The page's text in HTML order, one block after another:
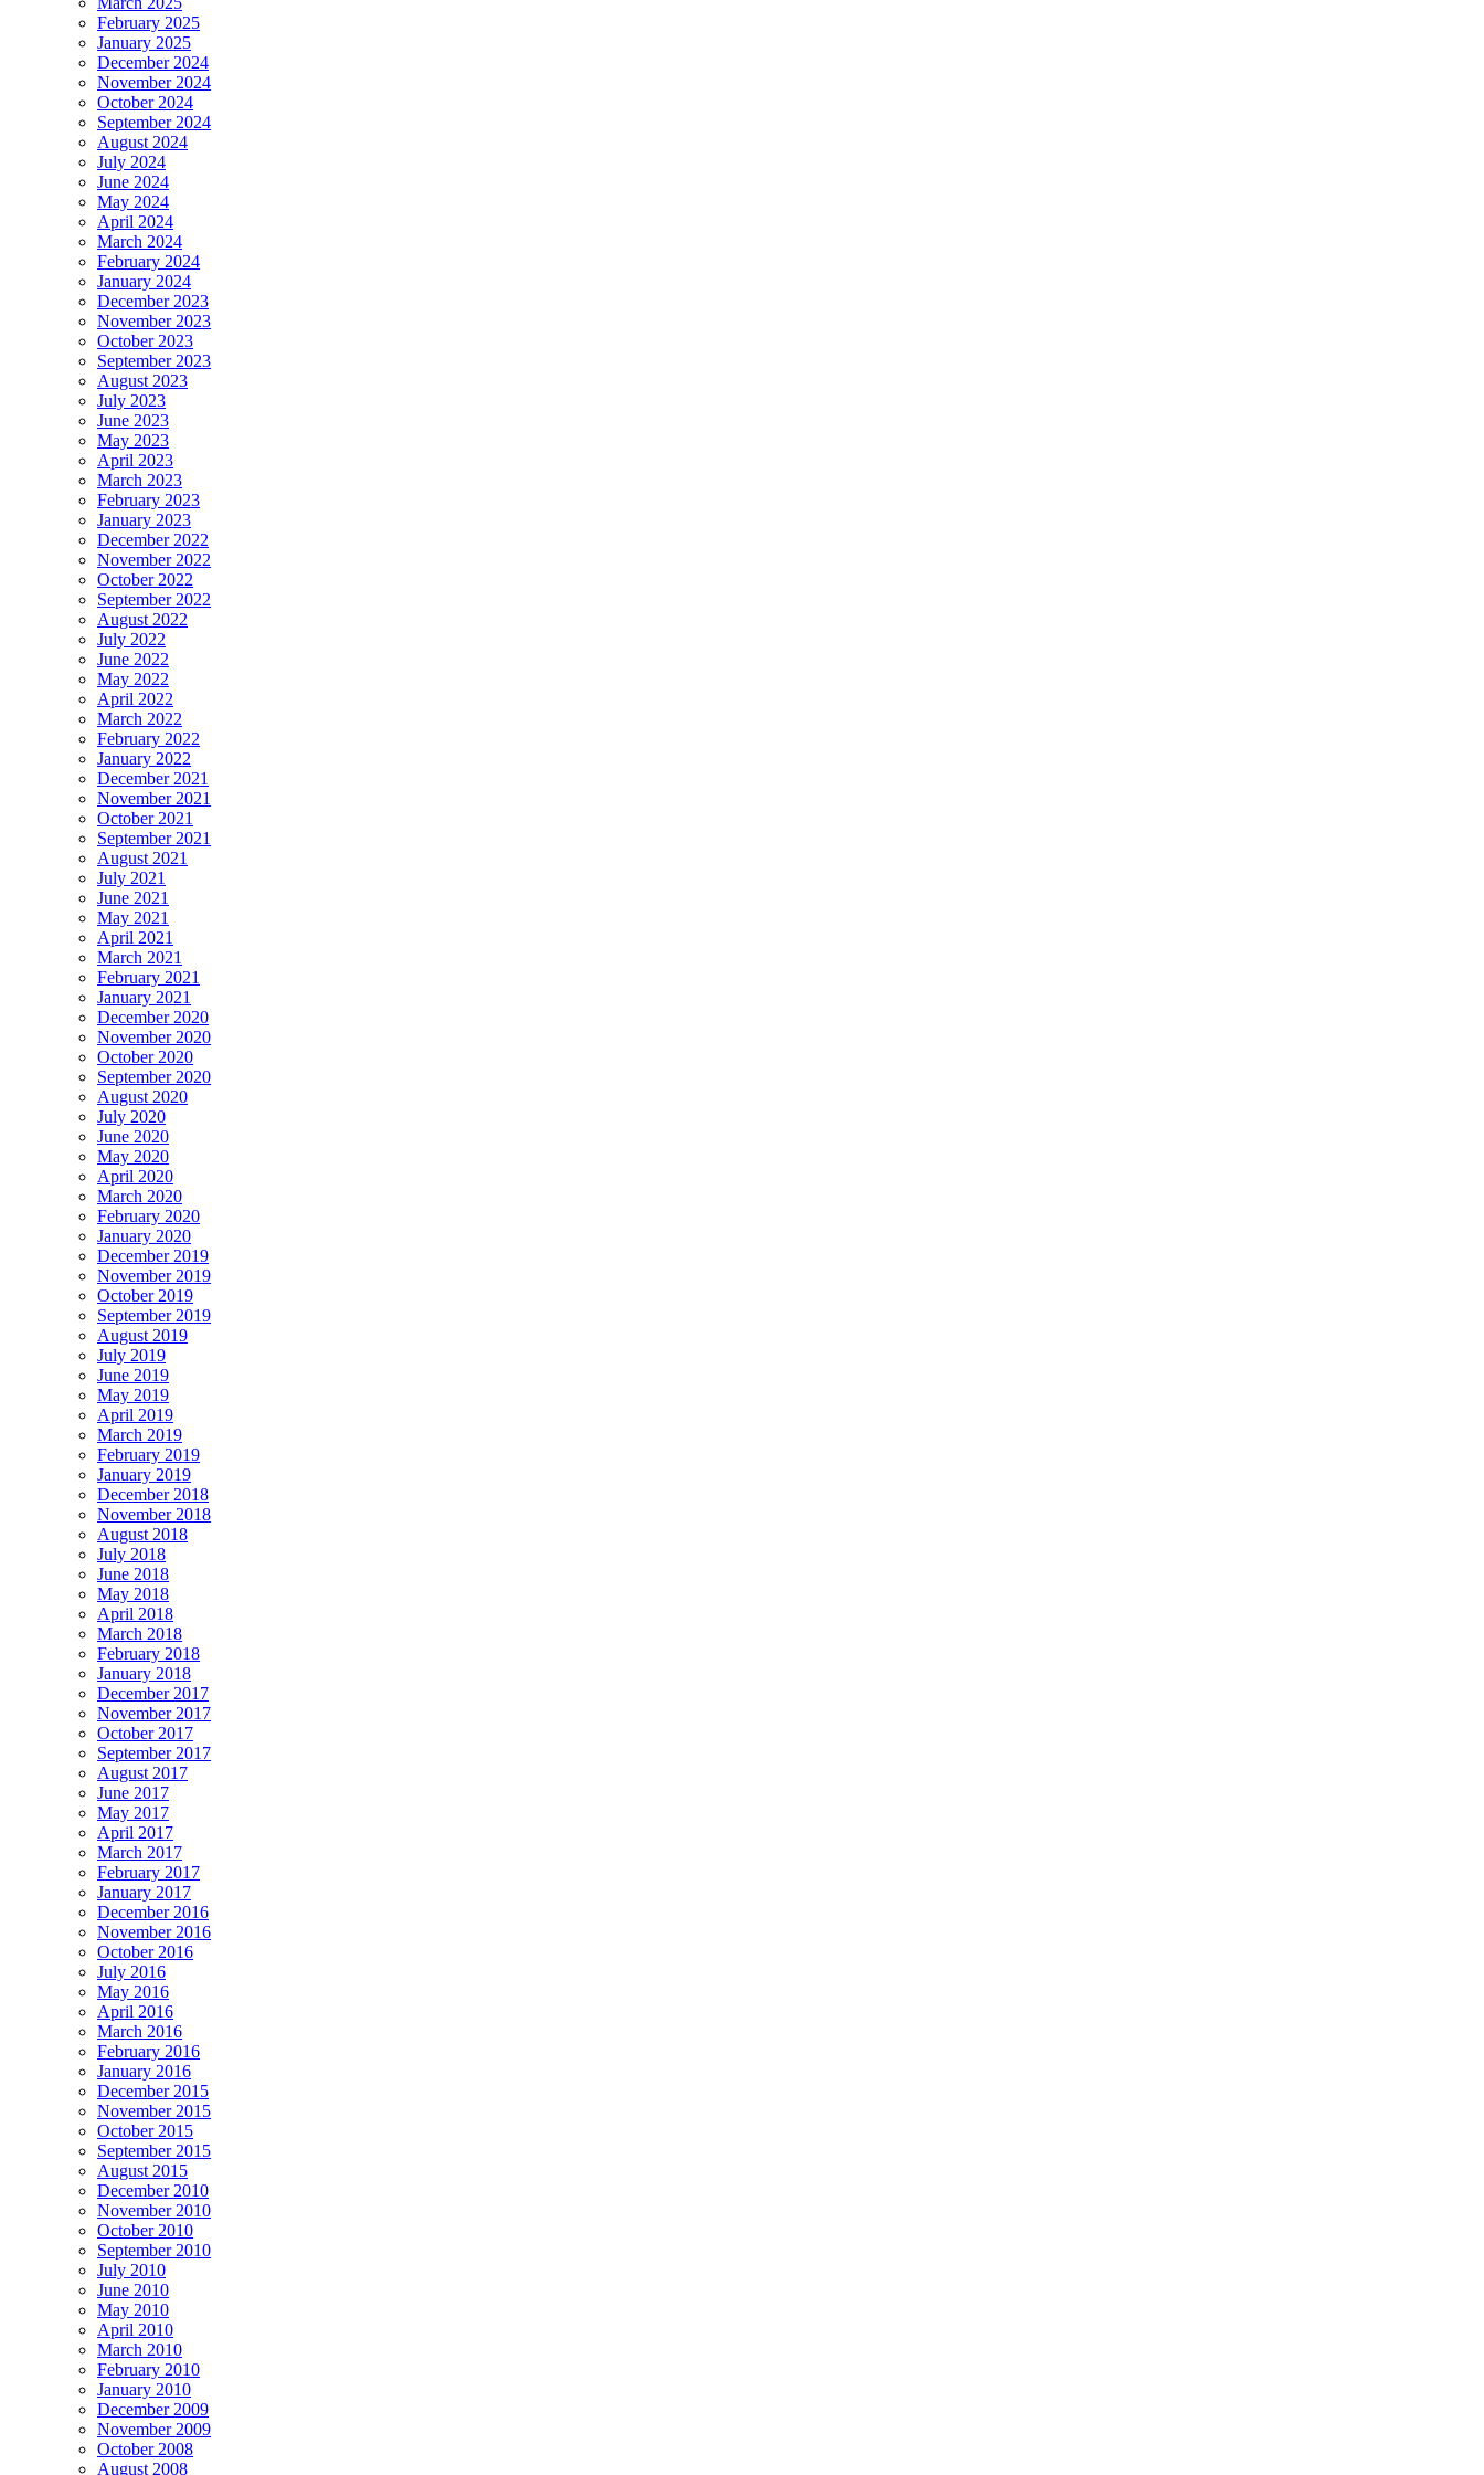
February 2025
January 2025
December 2024
November 2024
October 2024
September 2024
August 2024
July 2024
June 2024
May 2024
April 2024
March 2024
February 2024
January 2024
December 2023
November 2023
October 2023
September 2023
August 2023
July 2023
June 2023
May 2023
April 2023
March 2023
February 2023
January 2023
December 2022
November 2022
October 2022
September 2022
August 2022
July 2022
June 2022
May 2022
April 2022
March 2022
February 2022
January 2022
December 2021
November 2021
October 2021
September 2021
August 2021
July 2021
June 2021
May 2021
April 2021
March 2021
February 2021
January 2021
December 2020
November 2020
October 2020
September 2020
August 2020
July 2020
June 2020
May 2020
April 2020
March 2020
February 2020
January 2020
December 2019
November 2019
October 2019
September 2019
August 2019
July 2019
June 2019
May 2019
April 2019
March 2019
February 2019
January 2019
December 2018
November 2018
August 2018
July 2018
June 2018
May 2018
April 2018
March 2018
February 2018
January 2018
December 2017
November 2017
October 2017
September 2017
August 2017
June 2017
May 2017
April 2017
March 2017
February 2017
January 2017
December 2016
November 2016
October 2016
July 2016
May 2016
April 2016
March 2016
February 2016
January 2016
December 2015
November 2015
October 2015
September 2015
August 2015
December 2010
November 2010
October 2010
September 2010
July 2010
June 2010
May 2010
April 2010
March 2010
February 2010
January 2010
December 2009
November 2009
October 2008
August 2008